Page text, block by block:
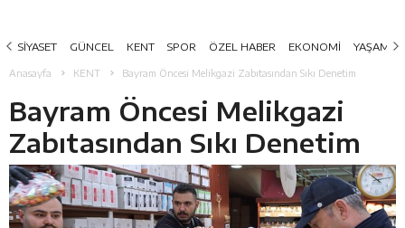
SİYASET GÜNCEL KENT SPOR ÖZEL HABER EKONOMİ YAŞAM
Anasayfa KENT Bayram Öncesi Melikgazi Zabıtasından Sıkı Denetim
Bayram Öncesi Melikgazi
Zabıtasından Sıkı Denetim